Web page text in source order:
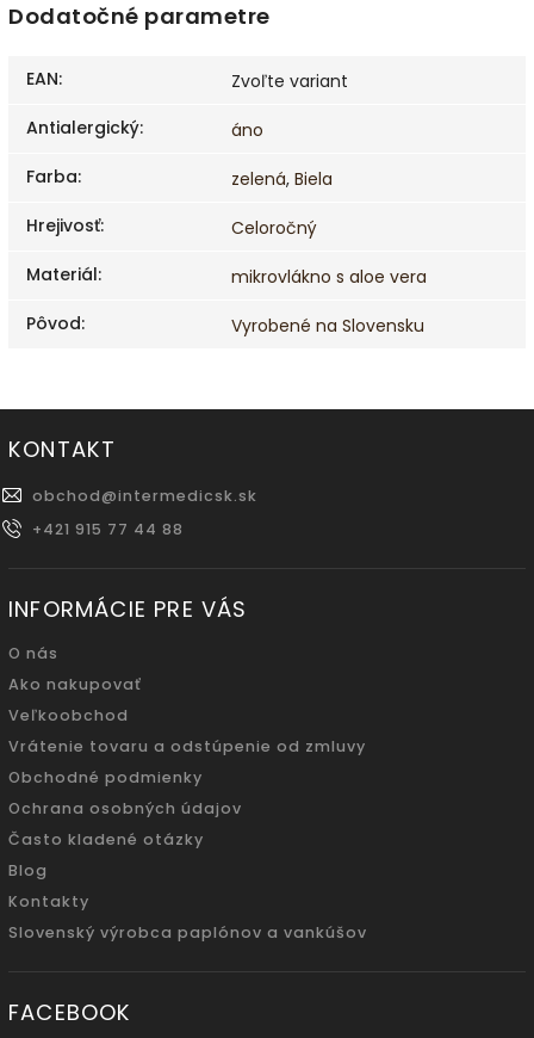
Dodatočné parametre
EAN:
Zvoľte variant
Antialergický:
áno
Farba: zelená, Biela
Hrejivosť:
Celoročný
Materiál:
mikrovlákno s aloe vera
Pôvod: Vyrobené na Slovensku
KONTAKT
obchod@intermedicsk.sk
+421 915 77 44 88
INFORMÁCIE PRE VÁS
O nás
Ako nakupovať
Veľkoobchod
Vrátenie tovaru a odstúpenie od zmluvy
Obchodné podmienky
Ochrana osobných údajov
Často kladené otázky
Blog
Kontakty
Slovenský výrobca paplónov a vankúšov
FACEBOOK